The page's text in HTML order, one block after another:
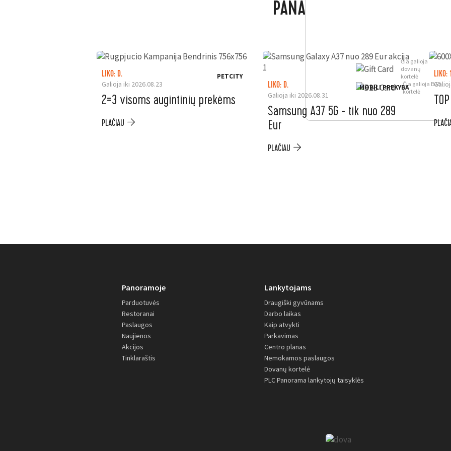
Čia galioja
dovanų
kortelė
Čia galioja B2B
kortelė
PANAŠŪS PASIŪLYMAI
LIKO: D.
Galioja iki 2026.08.23
PETCITY
2=3 visoms augintinių prekėms
PLAČIAU
LIKO: D.
Galioja iki 2026.08.31
MOBILI PREKYBA
Samsung A37 5G - tik nuo 289
Eur
PLAČIAU
LIKO:
Panoramoje
Parduotuvės
Restoranai
Paslaugos
Naujienos
Akcijos
Tinklaraštis
Lankytojams
Draugiški gyvūnams
Darbo laikas
Kaip atvykti
Parkavimas
Centro planas
Nemokamos paslaugos
Dovanų kortelė
PLC Panorama lankytojų taisyklės